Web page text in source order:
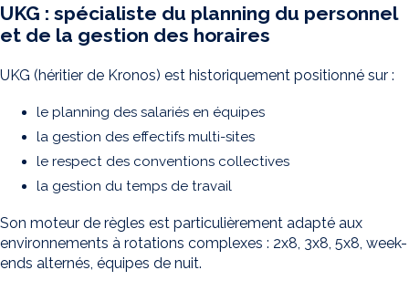
UKG : spécialiste du planning du personnel
et de la gestion des horaires
UKG (héritier de Kronos) est historiquement positionné sur :
le planning des salariés en équipes
la gestion des effectifs multi-sites
le respect des conventions collectives
la gestion du temps de travail
Son moteur de règles est particulièrement adapté aux
environnements à rotations complexes : 2x8, 3x8, 5x8, week-
ends alternés, équipes de nuit.